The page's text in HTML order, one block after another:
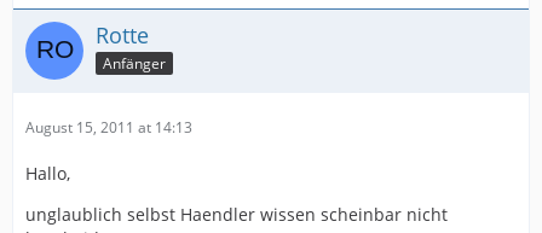
Rotte
Anfänger
August 15, 2011 at 14:13
Hallo,
unglaublich selbst Haendler wissen scheinbar nicht